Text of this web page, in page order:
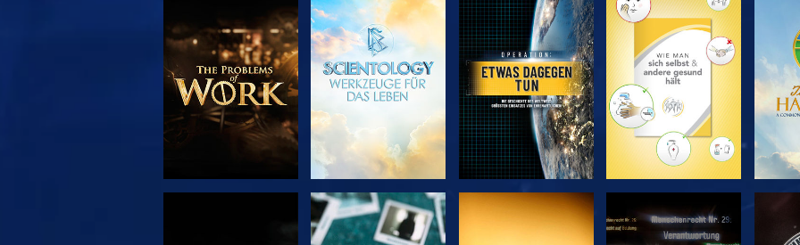
SERIE
ENTDECKEN
ANSEHEN
SERIE
ENTDECKEN
SERIE
ENTDECKEN